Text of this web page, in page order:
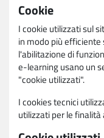
Cookie
I cookie utilizzati sul
in modo più efficiente
l'abilitazione di
e-learning usano un
"cookie utilizzati".
I cookies tecnici
utilizzati per le